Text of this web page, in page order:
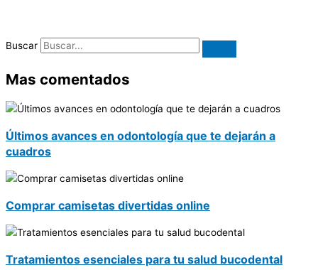
Buscar
Mas comentados
Últimos avances en odontología que te dejarán a
cuadros
Comprar camisetas divertidas online
Tratamientos esenciales para tu salud bucodental